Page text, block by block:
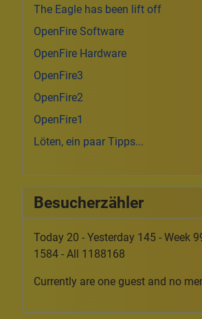
The Eagle has been lift off
OpenFire Software
OpenFire Hardware
OpenFire3
OpenFire2
OpenFire1
Löten, ein paar Tipps...
Besucherzähler
Today 20 - Yesterday 145 - Week
1584 - All 1188168
Currently are one guest and no